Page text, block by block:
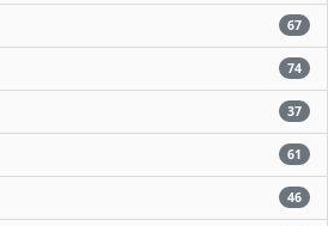
67
74
37
61
46